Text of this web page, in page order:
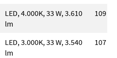
LED, 4.000K, 33 W, 3.610
lm
109
LED, 3.000K, 33 W, 3.540
lm
107